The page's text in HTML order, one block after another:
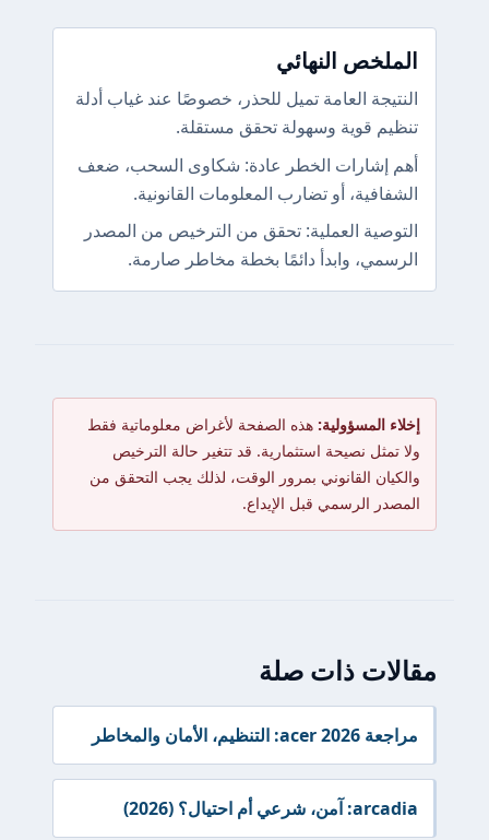
الملخص النهائي
النتيجة العامة تميل للحذر، خصوصًا عند غياب أدلة
تنظيم قوية وسهولة تحقق مستقلة.
أهم إشارات الخطر عادة: شكاوى السحب، ضعف
الشفافية، أو تضارب المعلومات القانونية.
التوصية العملية: تحقق من الترخيص من المصدر
الرسمي، وابدأ دائمًا بخطة مخاطر صارمة.
إخلاء المسؤولية: هذه الصفحة لأغراض معلوماتية فقط
ولا تمثل نصيحة استثمارية. قد تتغير حالة الترخيص
والكيان القانوني بمرور الوقت، لذلك يجب التحقق من
المصدر الرسمي قبل الإيداع.
مقالات ذات صلة
مراجعة acer 2026: التنظيم، الأمان والمخاطر
arcadia: آمن، شرعي أم احتيال؟ (2026)